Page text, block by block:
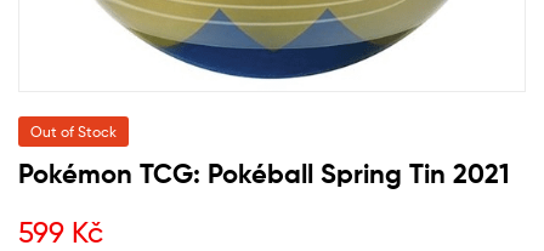
Out of Stock
Pokémon TCG: Pokéball Spring Tin 2021
599 Kč